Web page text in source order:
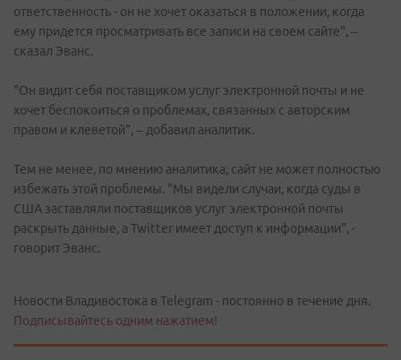
ответственность - он не хочет оказаться в положении, когда
ему придется просматривать все записи на своем сайте", –
сказал Эванс.
"Он видит себя поставщиком услуг электронной почты и не
хочет беспокоиться о проблемах, связанных с авторским
правом и клеветой", – добавил аналитик.
Тем не менее, по мнению аналитика, сайт не может полностью
избежать этой проблемы. "Мы видели случаи, когда суды в
США заставляли поставщиков услуг электронной почты
раскрыть данные, а Twitter имеет доступ к информации", -
говорит Эванс.
Новости Владивостока в Telegram - постоянно в течение дня.
Подписывайтесь одним нажатием!